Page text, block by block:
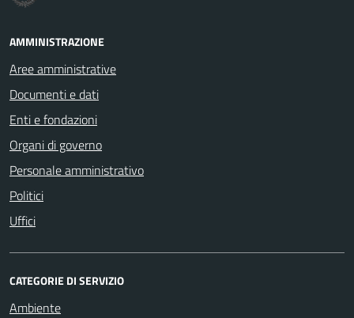
AMMINISTRAZIONE
Aree amministrative
Documenti e dati
Enti e fondazioni
Organi di governo
Personale amministrativo
Politici
Uffici
CATEGORIE DI SERVIZIO
Ambiente